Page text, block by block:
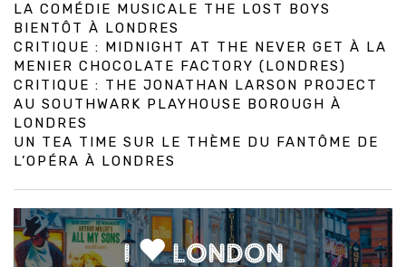
LA COMÉDIE MUSICALE THE LOST BOYS
BIENTÔT À LONDRES
CRITIQUE : MIDNIGHT AT THE NEVER GET À LA
MENIER CHOCOLATE FACTORY (LONDRES)
CRITIQUE : THE JONATHAN LARSON PROJECT
AU SOUTHWARK PLAYHOUSE BOROUGH À
LONDRES
UN TEA TIME SUR LE THÈME DU FANTÔME DE
L’OPÉRA À LONDRES
I LONDON